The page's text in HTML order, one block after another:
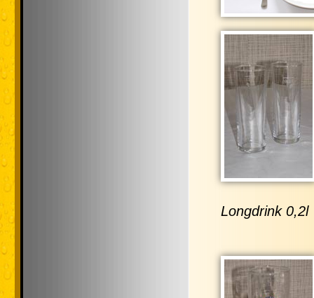
Longdrink 0,2l